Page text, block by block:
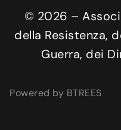
© 2026 –
della Resistenza,
Guerra, dei
Powered by BTREES